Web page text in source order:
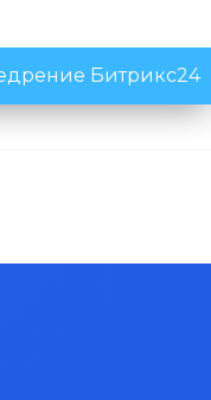
Битрикс24